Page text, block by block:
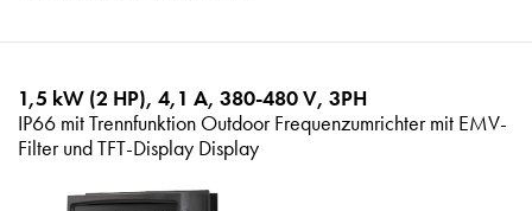
1,5 kW (2 HP), 4,1 A, 380-480 V, 3PH
IP66 mit Trennfunktion Outdoor Frequenzumrichter mit EMV-
Filter und TFT-Display Display